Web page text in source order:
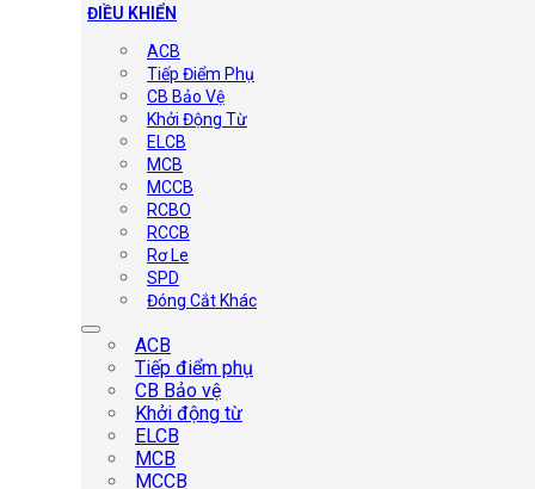
ĐIỀU KHIỂN
ACB
Tiếp Điểm Phụ
CB Bảo Vệ
Khởi Động Từ
ELCB
MCB
MCCB
RCBO
RCCB
Rơ Le
SPD
Đóng Cắt Khác
ACB
Tiếp điểm phụ
CB Bảo vệ
Khởi động từ
ELCB
MCB
MCCB